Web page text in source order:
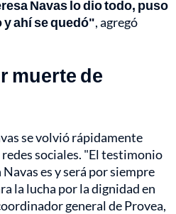
Navas lo dio todo, puso
y ahí se quedó", agregó
muerte de
se volvió rápidamente
sociales. "El testimonio
es y será por siempre
la lucha por la dignidad en
general de Provea,